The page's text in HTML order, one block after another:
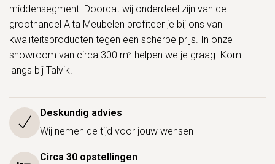
middensegment. Doordat wij onderdeel zijn van de
groothandel Alta Meubelen profiteer je bij ons van
kwaliteitsproducten tegen een scherpe prijs. In onze
showroom van circa 300 m² helpen we je graag. Kom
langs bij Talvik!
Deskundig advies
Wij nemen de tijd voor jouw wensen
Circa 30 opstellingen